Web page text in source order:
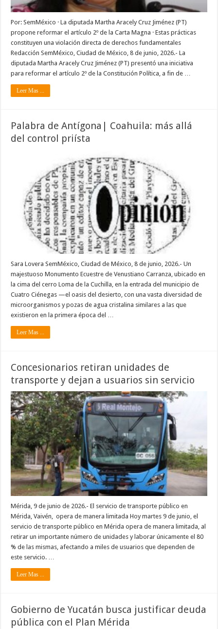
Por: SemMéxico · La diputada Martha Aracely Cruz Jiménez (PT)
propone reformar el artículo 2º de la Carta Magna · Estas prácticas
constituyen una violación directa de derechos fundamentales
Redacción SemMéxico, Ciudad de México, 8 de junio, 2026.- La
diputada Martha Aracely Cruz Jiménez (PT) presentó una iniciativa
para reformar el artículo 2º de la Constitución Política, a fin de …
Leer Mas ...
Palabra de Antígona| Coahuila: más allá
del control priísta
Sara Lovera SemMéxico, Ciudad de México, 8 de junio, 2026.- Un
majestuoso Monumento Ecuestre de Venustiano Carranza, ubicado en
la cima del cerro Loma de la Cuchilla, en la entrada del municipio de
Cuatro Ciénegas —el oasis del desierto, con una vasta diversidad de
microorganismos y pozas de agua cristalina similares a las que
existieron en la primera época del …
Leer Mas ...
Concesionarios retiran unidades de
transporte y dejan a usuarios sin servicio
Mérida, 9 de junio de 2026.- El servicio de transporte público en
Mérida, Vaivén, opera de manera limitada Hoy martes 9 de junio, el
servicio de transporte público en Mérida opera de manera limitada, al
retirar un importante número de unidades y laborar únicamente el 80
% de las mismas, afectando a miles de usuarios que dependen de
este servicio. …
Leer Mas ...
Gobierno de Yucatán busca justificar deuda
pública con el Plan Mérida